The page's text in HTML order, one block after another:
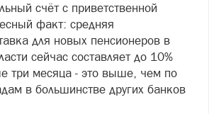
счёт с приветственной
факт: средняя
для новых пенсионеров в
сейчас составляет до 10%
три месяца - это выше, чем по
в большинстве других банков